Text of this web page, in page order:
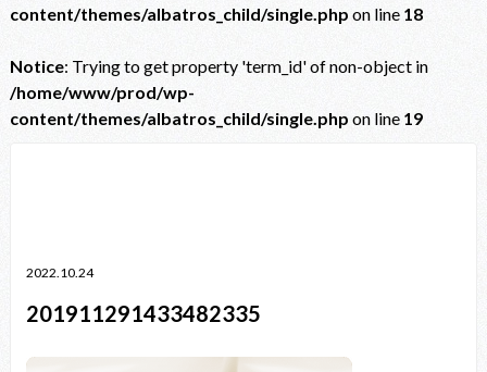
content/themes/albatros_child/single.php on line 18
Notice: Trying to get property 'term_id' of non-object in
/home/www/prod/wp-
content/themes/albatros_child/single.php on line 19
2022.10.24
201911291433482335